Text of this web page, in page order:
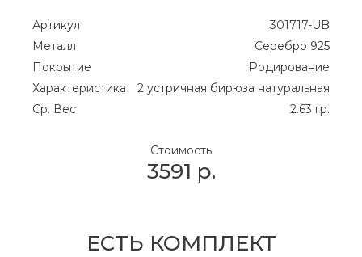
Артикул
301717-UB
Металл
Серебро 925
Покрытие
Родирование
Характеристика
2 устричная бирюза натуральная
Ср. Вес
2.63 гр.
Стоимость
3591 р.
ЕСТЬ КОМПЛЕКТ